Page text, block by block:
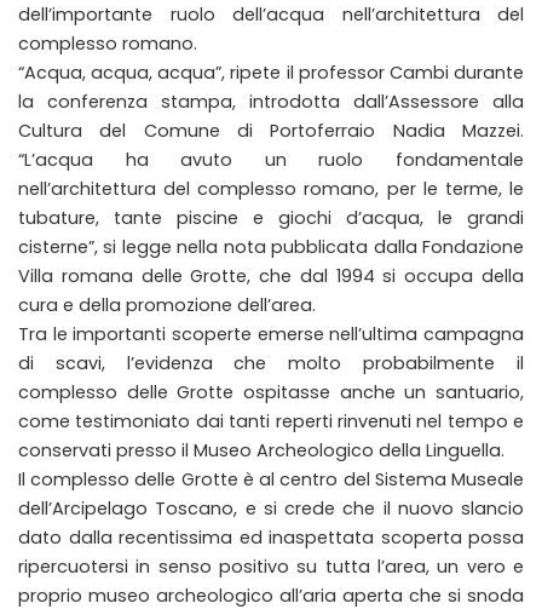
dell’importante ruolo dell’acqua nell’architettura del
complesso romano.
“Acqua, acqua, acqua”, ripete il professor Cambi durante
la conferenza stampa, introdotta dall’Assessore alla
Cultura del Comune di Portoferraio Nadia Mazzei.
“L’acqua ha avuto un ruolo fondamentale
nell’architettura del complesso romano, per le terme, le
tubature, tante piscine e giochi d’acqua, le grandi
cisterne”, si legge nella nota pubblicata dalla Fondazione
Villa romana delle Grotte, che dal 1994 si occupa della
cura e della promozione dell’area.
Tra le importanti scoperte emerse nell’ultima campagna
di scavi, l’evidenza che molto probabilmente il
complesso delle Grotte ospitasse anche un santuario,
come testimoniato dai tanti reperti rinvenuti nel tempo e
conservati presso il Museo Archeologico della Linguella.
Il complesso delle Grotte è al centro del Sistema Museale
dell’Arcipelago Toscano, e si crede che il nuovo slancio
dato dalla recentissima ed inaspettata scoperta possa
ripercuotersi in senso positivo su tutta l’area, un vero e
proprio museo archeologico all’aria aperta che si snoda